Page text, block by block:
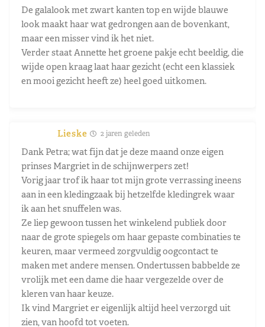
De galalook met zwart kanten top en wijde blauwe
look maakt haar wat gedrongen aan de bovenkant,
maar een misser vind ik het niet.
Verder staat Annette het groene pakje echt beeldig, die
wijde open kraag laat haar gezicht (echt een klassiek
en mooi gezicht heeft ze) heel goed uitkomen.
Lieske 2 jaren geleden
Dank Petra; wat fijn dat je deze maand onze eigen
prinses Margriet in de schijnwerpers zet!
Vorig jaar trof ik haar tot mijn grote verrassing ineens
aan in een kledingzaak bij hetzelfde kledingrek waar
ik aan het snuffelen was.
Ze liep gewoon tussen het winkelend publiek door
naar de grote spiegels om haar gepaste combinaties te
keuren, maar vermeed zorgvuldig oogcontact te
maken met andere mensen. Ondertussen babbelde ze
vrolijk met een dame die haar vergezelde over de
kleren van haar keuze.
Ik vind Margriet er eigenlijk altijd heel verzorgd uit
zien, van hoofd tot voeten.